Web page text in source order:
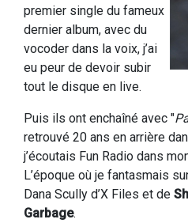
premier single du fameux
dernier album, avec du
vocoder dans la voix, j’ai
eu peur de devoir subir
tout le disque en live.
Puis ils ont enchaîné avec "
retrouvé 20 ans en arrière
j’écoutais Fun Radio dans
L’époque où je fantasmais
Dana Scully d’X Files et de
Garbage.